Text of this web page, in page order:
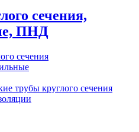
сечения,
ПНД
сечения
трубы круглого сечения